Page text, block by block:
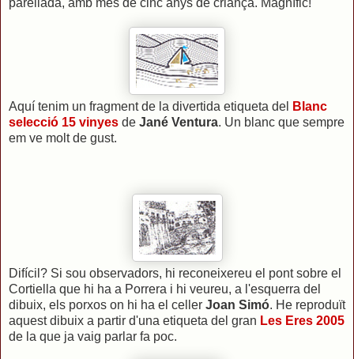
Aquí tenim un fragment de la divertida etiqueta del
Blanc
selecció 15 vinyes de Jané Ventura. Un blanc que sempre
em ve molt de gust.
Difícil? Si sou observadors, hi reconeixereu el pont sobre el
Cortiella que hi ha a Porrera i hi veureu, a l'esquerra del
dibuix, els porxos on hi ha el celler Joan Simó. He reproduït
aquest dibuix a partir d'una etiqueta del gran Les Eres 2005
de la que ja vaig parlar fa poc.